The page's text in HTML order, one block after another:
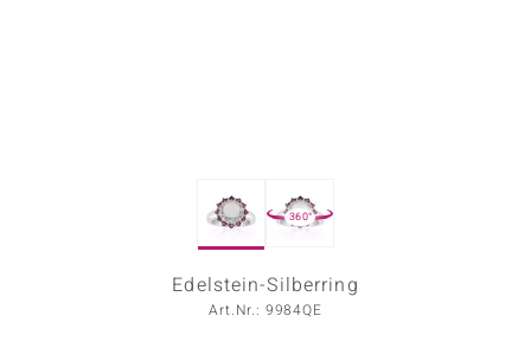
360°
Edelstein-Silberring
Art.Nr.: 9984QE